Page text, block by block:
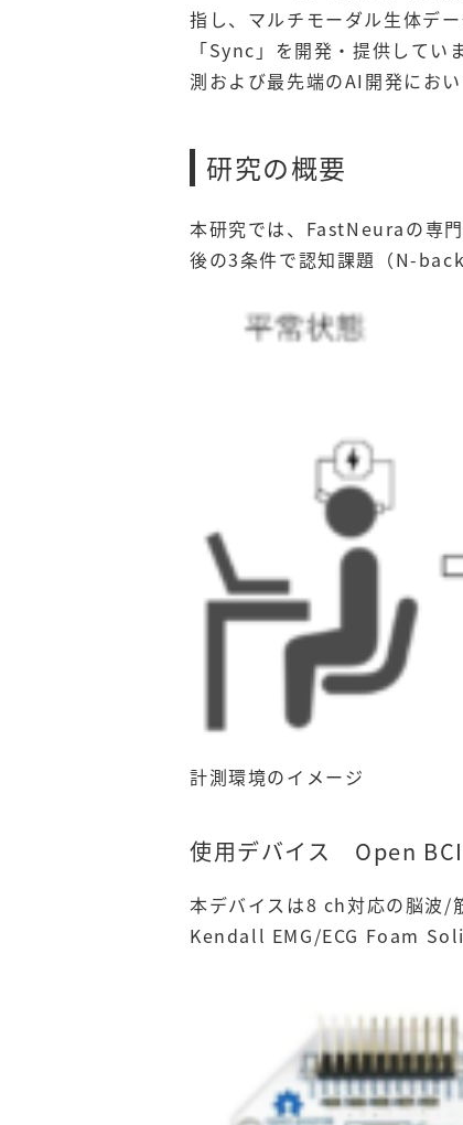
指し、マルチモーダル生体デ
「Sync」を開発・提供して
測および最先端のAI開発にお
研究の概要
本研究では、FastNeuraの専
後の3条件で認知課題（N-
計測環境のイメージ
使用デバイス Open
本デバイスは8 ch対応の脳波/
Kendall EMG/ECG Foam